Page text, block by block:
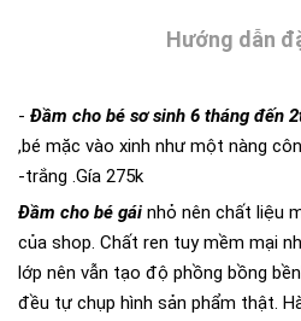
Hướng dẫn
- Đầm cho bé sơ sinh 6 tháng đến
,bé mặc vào xinh như một nàng
-trắng .Gía 275k
Đầm cho bé gái nhỏ nên chất liệu
của shop. Chất ren tuy mềm mại
lớp nên vẫn tạo độ phồng bồng
đều tự chụp hình sản phẩm thật.